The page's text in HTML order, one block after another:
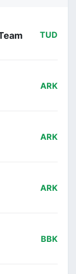
TUD
ARK
ARK
ARK
BBK